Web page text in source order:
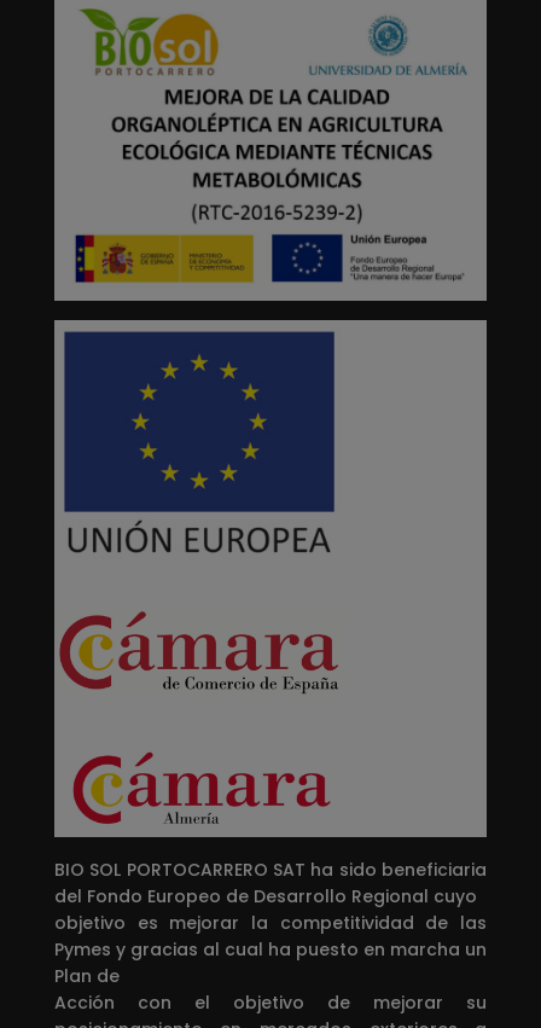
BIO SOL PORTOCARRERO SAT ha sido beneficiaria
del Fondo Europeo de Desarrollo Regional cuyo
objetivo es mejorar la competitividad de las
Pymes y gracias al cual ha puesto en marcha un
Plan de
Acción con el objetivo de mejorar su